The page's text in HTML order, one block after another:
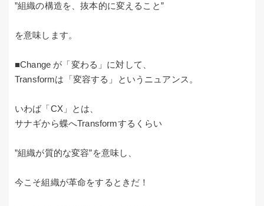
”組織の構造を、抜本的に変えること”
を意味します。
■Change が「変わる」に対して、
Transformは「変容する」というニュアンス。
いわば「CX」とは、
サナギから蝶へTransformするくらい
”組織が質的な変容”を意味し、
今こそ組織が革命をするときだ！